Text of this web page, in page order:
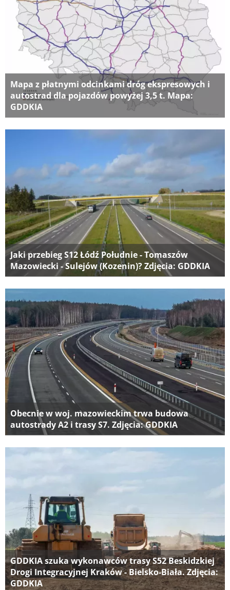
Mapa z płatnymi odcinkami dróg ekspresowych i
autostrad dla pojazdów powyżej 3,5 t. Mapa:
GDDKIA
Jaki przebieg S12 Łódź Południe - Tomaszów
Mazowiecki - Sulejów (Kozenin)? Zdjęcia: GDDKIA
Obecnie w woj. mazowieckim trwa budowa
autostrady A2 i trasy S7. Zdjęcia: GDDKIA
GDDKIA szuka wykonawców trasy S52 Beskidzkiej
Drogi Integracyjnej Kraków - Bielsko-Biała. Zdjęcia:
GDDKIA